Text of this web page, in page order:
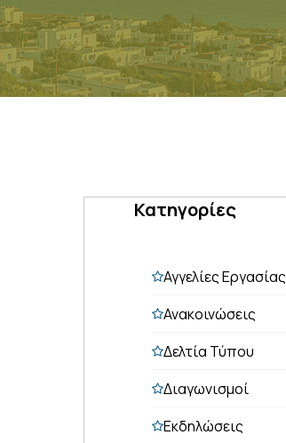
Κατηγορίες
Αγγελίες Εργασίας
Ανακοινώσεις
Δελτία Τύπου
Διαγωνισμοί
Εκδηλώσεις